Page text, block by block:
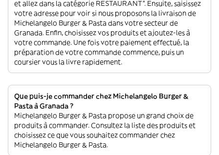
et allez dans la catégorie RESTAURANT”. Ensuite, saisissez
votre adresse pour voir si nous proposons la livraison de
Michelangelo Burger & Pasta dans votre secteur de
Granada. Enfin, choisissez vos produits et ajoutez-les à
votre commande. Une fois votre paiement effectué, la
préparation de votre commande commence, puis un
coursier vous la livre rapidement.
Que puis-je commander chez Michelangelo Burger &
Pasta à Granada ?
Michelangelo Burger & Pasta propose un grand choix de
produits à commander. Consultez la liste des produits et
choisissez ce que vous souhaitez commander chez
Michelangelo Burger & Pasta.